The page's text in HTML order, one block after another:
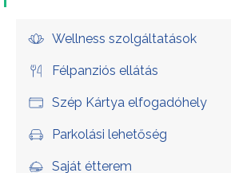
Wellness szolgáltatások
Félpanziós ellátás
Szép Kártya elfogadóhely
Parkolási lehetőség
Saját étterem